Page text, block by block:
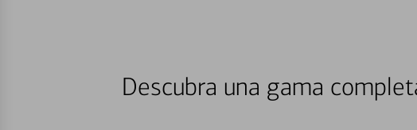
Descubra una gama